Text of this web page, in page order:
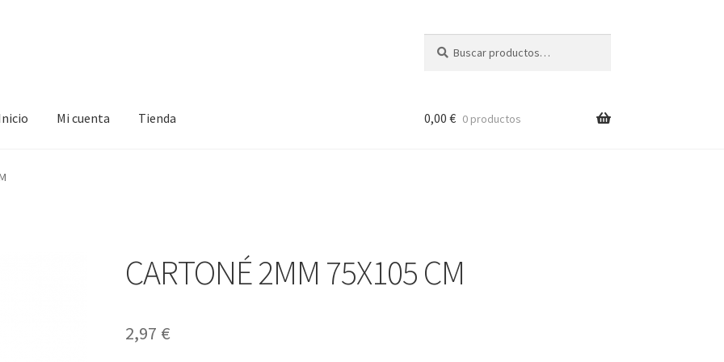
por:
Mi cuenta Tienda 0,00 € 0 productos
CARTONÉ 2MM 75X105 CM
2,97 €